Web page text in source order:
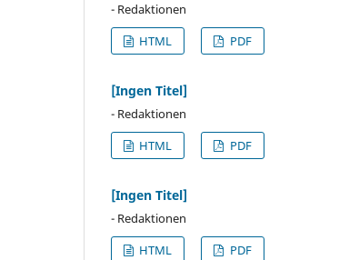
- Redaktionen
HTML
PDF
[Ingen Titel]
- Redaktionen
HTML
PDF
[Ingen Titel]
- Redaktionen
HTML
PDF